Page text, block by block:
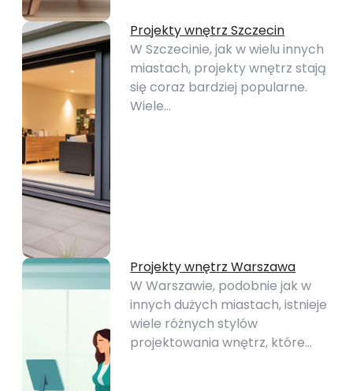
Projekty wnętrz Szczecin
W Szczecinie, jak w wielu innych
miastach, projekty wnętrz stają
się coraz bardziej popularne.
Wiele…
Projekty wnętrz Warszawa
W Warszawie, podobnie jak w
innych dużych miastach, istnieje
wiele różnych stylów
projektowania wnętrz, które…